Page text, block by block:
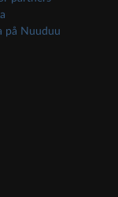
på Nuuduu